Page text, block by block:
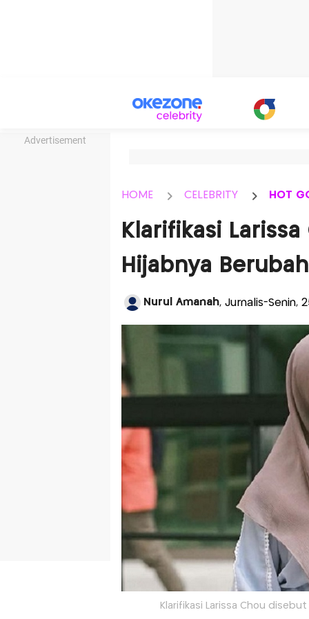
Advertisement
HOME CELEBRITY HOT
Klarifikasi
Hijabnya
Nurul Amanah, Jurnalis-Senin,
Klarifikasi Larissa Chou